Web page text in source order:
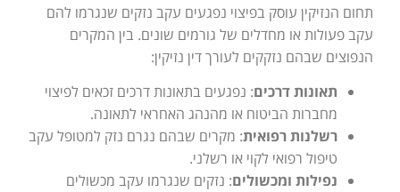
תחום הנזיקין עוסק בפיצוי נפגעים עקב נזקים שנגרמו להם
עקב פעולות או מחדלים של גורמים שונים. בין המקרים
הנפוצים שבהם נזקקים לעורך דין נזיקין:
תאונות דרכים: נפגעים בתאונות דרכים זכאים לפיצוי
מחברות הביטוח או מהנהג האחראי לתאונה.
רשלנות רפואית: מקרים שבהם נגרם נזק למטופל עקב
טיפול רפואי לקוי או רשלני.
נפילות ומכשולים: נזקים שנגרמו עקב מכשולים